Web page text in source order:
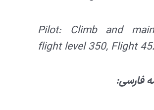
Pilot: Climb and
flight level 350, Flight
فارسی: